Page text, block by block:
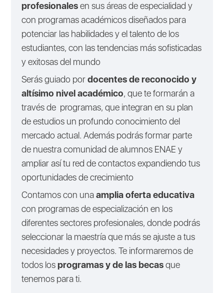
profesionalesen sus áreas de especialidad y
con programas académicos diseñados para
potenciar las habilidades y el talento de los
estudiantes, con las tendencias más sofisticadas
y exitosas del mundo
Serás guiado pordocentes de reconocido y
altísimo nivel académico, que te formarán a
través de programas, que integran en su plan
de estudios un profundo conocimiento del
mercado actual. Además podrás formar parte
de nuestra comunidad de alumnos ENAE y
ampliar así tu red de contactos expandiendo tus
oportunidades de crecimiento
Contamos con unaamplia oferta educativa
con programas de especialización en los
diferentes sectores profesionales, donde podrás
seleccionar la maestría que más se ajuste a tus
necesidades y proyectos. Te informaremos de
todos losprogramas y de las becasque
tenemos para ti.